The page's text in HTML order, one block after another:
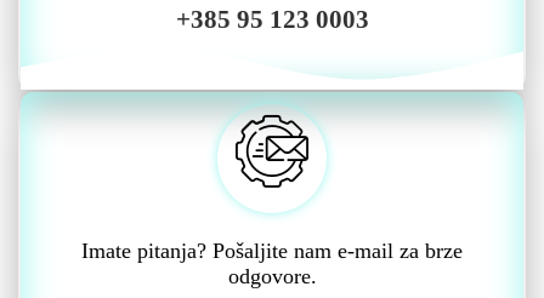
+385 95 123 0003
Imate pitanja? Pošaljite nam e-mail za brze
odgovore.